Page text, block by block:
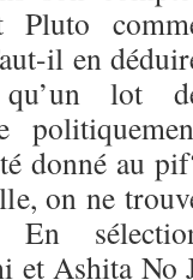
Pluto
il en
lot
donné au
on ne
En
Ashita No